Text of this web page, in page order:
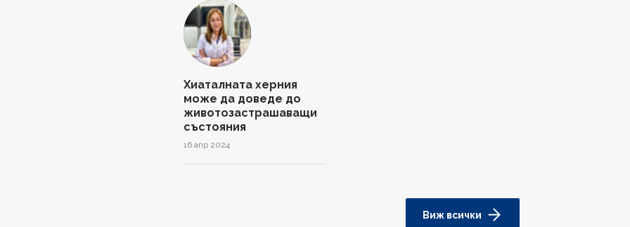
Хиаталната херния
може да доведе до
животозастрашаващи
състояния
16 апр 2024
Виж всички